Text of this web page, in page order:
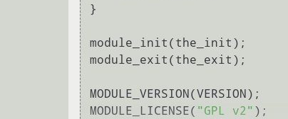
}
module_init(the_init);
module_exit(the_exit);
MODULE_VERSION(VERSION);
MODULE_LICENSE( "GPL v2" );